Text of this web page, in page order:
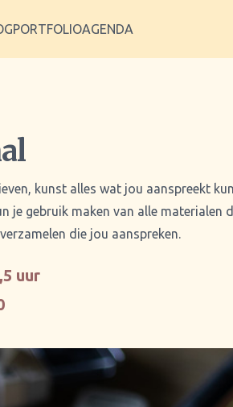
PORTFOLIOAGENDA
kunst alles wat jou aanspreekt
gebruik maken van alle materialen
die jou aanspreken.
uur